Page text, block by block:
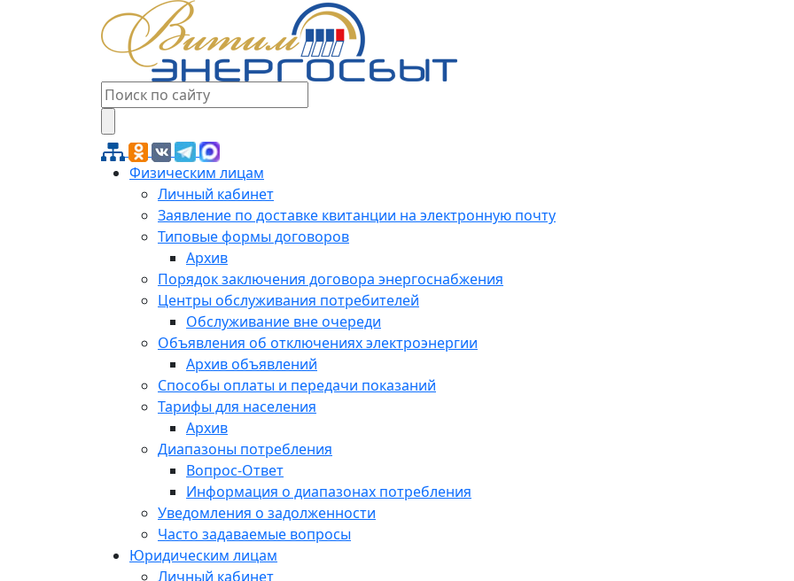
Физическим лицам
Личный кабинет
Заявление по доставке квитанции на электронную почту
Типовые формы договоров
Архив
Порядок заключения договора энергоснабжения
Центры обслуживания потребителей
Обслуживание вне очереди
Объявления об отключениях электроэнергии
Архив объявлений
Способы оплаты и передачи показаний
Тарифы для населения
Архив
Диапазоны потребления
Вопрос-Ответ
Информация о диапазонах потребления
Уведомления о задолженности
Часто задаваемые вопросы
Юридическим лицам
Личный кабинет